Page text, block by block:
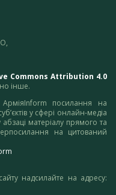
Commons Attribution 4.0
інше.
посилання на
у сфері онлайн-медіа
матеріалу прямого та
на цитований
надсилайте на адресу: